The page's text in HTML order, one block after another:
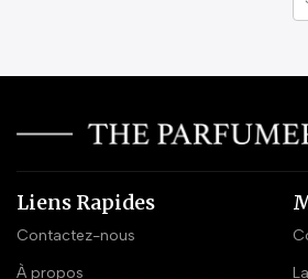
Liens Rapides
Contactez-nous
À propos